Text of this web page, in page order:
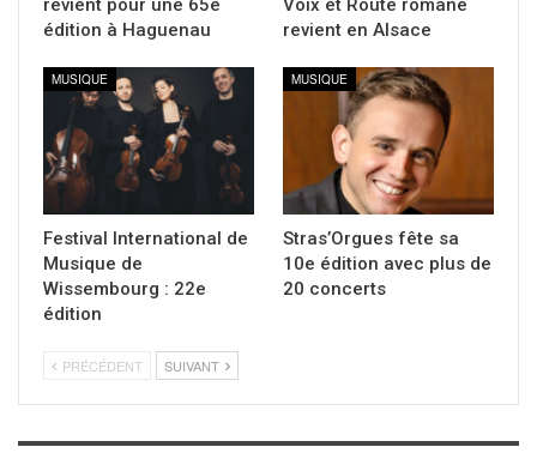
revient pour une 65e
édition à Haguenau
Voix et Route romane
revient en Alsace
MUSIQUE
Festival International de
Musique de
Wissembourg : 22e
édition
MUSIQUE
Stras’Orgues fête sa
10e édition avec plus de
20 concerts
PRÉCÉDENT SUIVANT